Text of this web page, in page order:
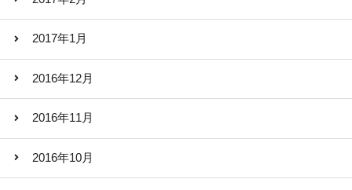
2017年1月
2016年12月
2016年11月
2016年10月